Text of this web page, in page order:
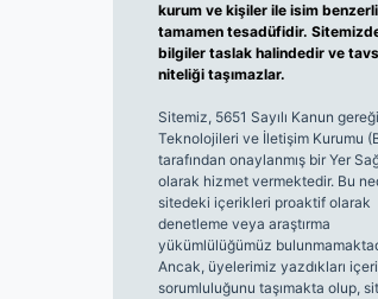
kurum ve kişiler ile isim
tamamen tesadüfidir.
bilgiler taslak halindedir ve
niteliği taşımazlar.
Sitemiz, 5651 Sayılı Kanun
Teknolojileri ve İletişim Kurumu
tarafından onaylanmış bir Yer
olarak hizmet vermektedir. Bu
sitedeki içerikleri proaktif olarak
denetleme veya araştırma
yükümlülüğümüz
Ancak, üyelerimiz yazdıkları
sorumluluğunu taşımakta olup,